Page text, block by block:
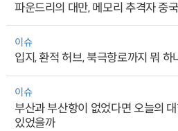
파운드리의 대만, 메모리 추격자 중
이슈
입지, 환적 허브, 북극항로까지 뭐
이슈
부산과 부산항이 없었다면 오늘의
있었을까